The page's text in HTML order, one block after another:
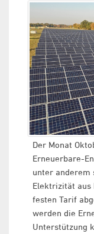
Der Monat
Erneuerbare-
unter anderem
Elektrizität aus
festen Tarif
werden die
Unterstützung